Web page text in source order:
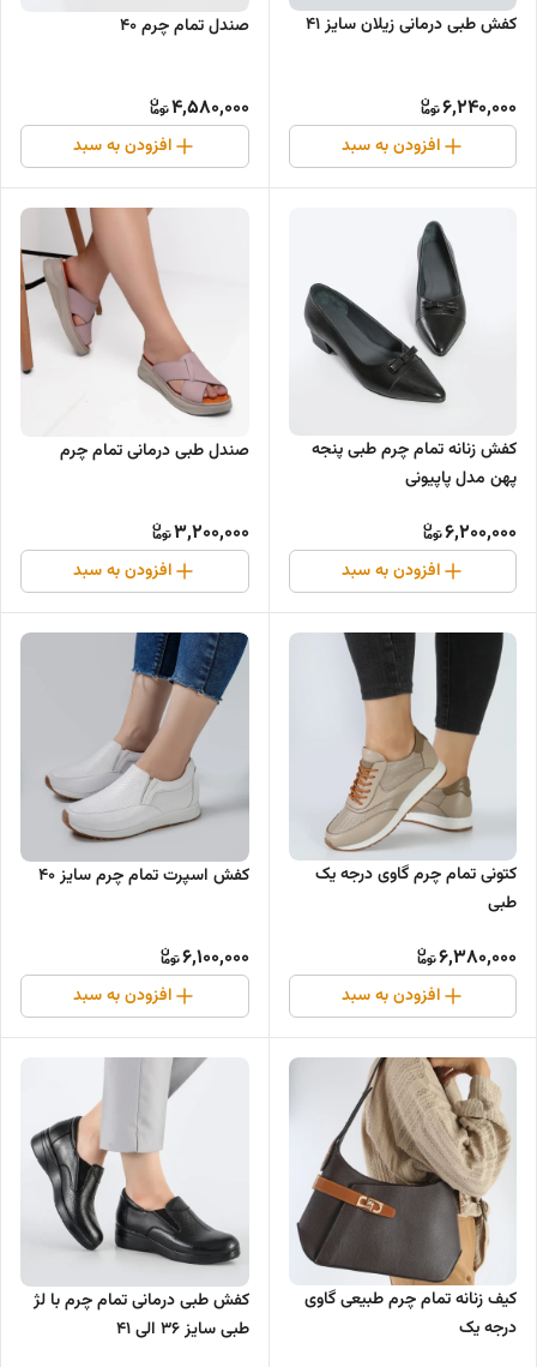
کفش طبی درمانی زیلان سایز ۴۱
6,240,000
افزودن به سبد
صندل تمام چرم ۴۰
4,580,000
افزودن به سبد
کفش زنانه تمام چرم طبی پنجه
پهن مدل پاپیونی
6,200,000
افزودن به سبد
صندل طبی درمانی تمام چرم
3,200,000
افزودن به سبد
کتونی تمام چرم گاوی درجه یک
طبی
6,380,000
افزودن به سبد
کفش اسپرت تمام چرم سایز ۴۰
6,100,000
افزودن به سبد
کیف زنانه تمام چرم طبیعی گاوی
درجه یک
کفش طبی درمانی تمام چرم با لژ
طبی سایز ۳۶ الی ۴۱